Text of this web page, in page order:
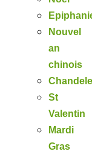
Nouvel
an
chinois
St
Valentin
Mardi
Gras